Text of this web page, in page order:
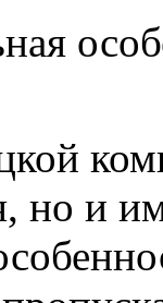
но и